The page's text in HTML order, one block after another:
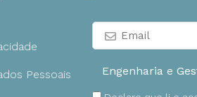
Pessoais